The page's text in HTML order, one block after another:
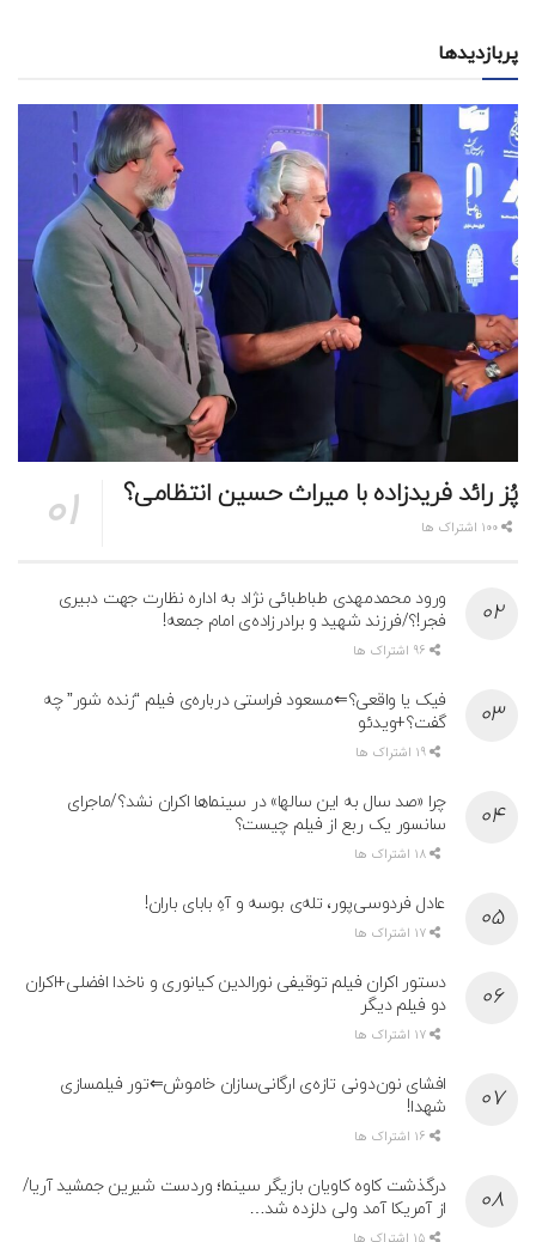
پربازدیدها
پُز رائد فریدزاده با میراث حسین انتظامی؟
ورود محمدمهدی طباطبائی نژاد به اداره نظارت جهت دبیری
فجر!؟/فرزند شهید و برادرزاده‌ی امام جمعه!
فیک یا واقعی؟⇐مسعود فراستی درباره‌ی فیلم “زنده شور” چه
گفت؟+ویدئو
چرا «صد سال به این سالها» در سینماها اکران نشد؟/ماجرای
سانسور یک ربع از فیلم چیست؟
عادل فردوسی‌پور، تله‌ی بوسه و آهِ بابای باران!
دستور اکران فیلم توقیفی نورالدین کیانوری و ناخدا افضلی+اکران
دو فیلم دیگر
افشای نون‌دونی تازه‌ی ارگانی‌سازان خاموش⇐تور فیلمسازی
شهدا!
درگذشت کاوه کاویان بازیگر سینما؛ وردست شیرین جمشید آریا/
از آمریکا آمد ولی دلزده شد…